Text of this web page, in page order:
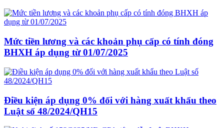
Mức tiền lương và các khoản phụ cấp có tính đóng
BHXH áp dụng từ 01/07/2025
Điều kiện áp dụng 0% đối với hàng xuất khẩu theo
Luật số 48/2024/QH15